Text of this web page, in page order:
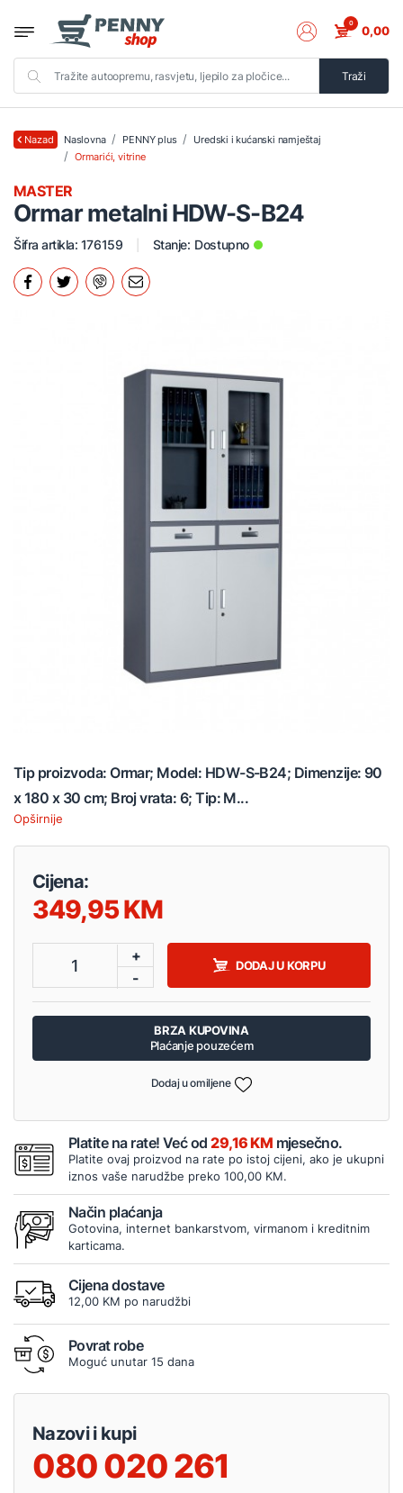
Traži
0 0,00
Nazad Naslovna PENNY plus
Uredski i kućanski namještaj
Ormarići, vitrine
Ormar metalni HDW-S-B24
MASTER
Šifra artikla: 176159 Stanje: Dostupno
Tip proizvoda: Ormar; Model: HDW-S-B24; Dimenzije: 90
x 180 x 30 cm; Broj vrata: 6; Tip: M...
Opširnije
Cijena:
349,95
1
+
-
DODAJ U KORPU
BRZA KUPOVINA
Plaćanje pouzećem
Dodaj u omiljene
Platite na rate! Već od29,16 KM mjesečno.
Platite ovaj proizvod na rate po istoj cijeni, ako je ukupni
iznos vaše narudžbe preko 100,00 KM.
Način plaćanja
Gotovina, internet bankarstvom, virmanom i kreditnim
karticama.
Cijena dostave
12,00 KM po narudžbi
Povrat robe
Moguć unutar 15 dana
Nazovi i kupi
080 020 261